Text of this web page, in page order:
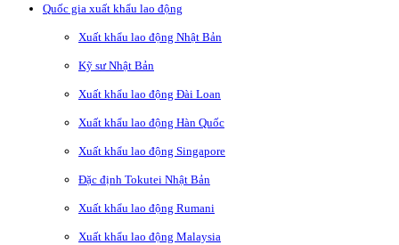
Quốc gia xuất khẩu lao động
Xuất khẩu lao động Nhật Bản
Kỹ sư Nhật Bản
Xuất khẩu lao động Đài Loan
Xuất khẩu lao động Hàn Quốc
Xuất khẩu lao động Singapore
Đặc định Tokutei Nhật Bản
Xuất khẩu lao động Rumani
Xuất khẩu lao động Malaysia